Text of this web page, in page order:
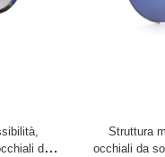
da
Struttura
occhiali da